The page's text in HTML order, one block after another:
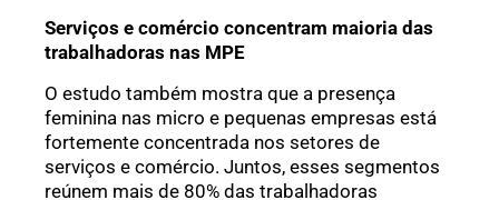
Serviços e comércio concentram maioria das
trabalhadoras nas MPE
O estudo também mostra que a presença
feminina nas micro e pequenas empresas está
fortemente concentrada nos setores de
serviços e comércio. Juntos, esses segmentos
reúnem mais de 80% das trabalhadoras